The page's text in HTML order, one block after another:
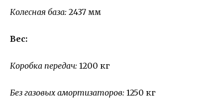
Колесная база: 2437 мм
Вес:
Коробка передач: 1200 кг
Без газовых амортизаторов: 1250 кг